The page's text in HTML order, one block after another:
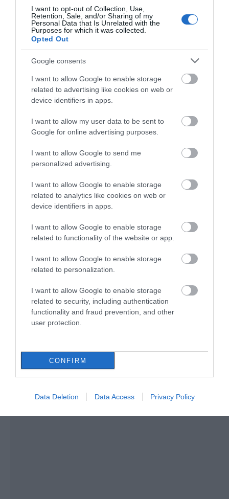
I want to opt-out of Collection, Use,
Retention, Sale, and/or Sharing of my
Personal Data that Is Unrelated with the
Purposes for which it was collected.
Opted Out
Google consents
I want to allow Google to enable storage
related to advertising like cookies on web or
device identifiers in apps.
I want to allow my user data to be sent to
Google for online advertising purposes.
I want to allow Google to send me
personalized advertising.
I want to allow Google to enable storage
related to analytics like cookies on web or
device identifiers in apps.
I want to allow Google to enable storage
related to functionality of the website or app.
I want to allow Google to enable storage
related to personalization.
I want to allow Google to enable storage
related to security, including authentication
functionality and fraud prevention, and other
user protection.
CONFIRM
Data Deletion Data Access Privacy Policy
Μητέρα και γιος οι νεκροί από τη
σύγκρουση αυτοκινήτου με
φορτηγό
07.08.2026 | 19:40
Ράγισαν καρδιές στην Εύβοια: Το
τελευταίο «αντίο» στον 36χρονο
επιχειρηματία
07.08.2026 | 19:10
Νέο επίδομα 600 ευρώ για
σπουδαστές: Οι δικαιούχοι
στα δικαστήρια για τις
ανεμογεννήτριες
07.08.2026 | 18:40
Τραγική κατάληξη είχε η
θαλάσσια εκδρομή για 57χρονο
07.08.2026 | 18:20
από την Εύβοια που έφυγε από τη
07.08.2026 | 18:00
Πόρτο Γερμενό
07.08.2026 | 17:40
Εύβοια: Ηχηρό μήνυμα
μεγάλη καταστροφή
του 2021
απάτης – Πλήρωσε για
παρέλαβε
Άνδρας ανασύρθηκε
χωρίς τις αισθήσεις του
από τη θάλασσα
προσλήψεις σε δήμο
της Εύβοιας: Δείτε εδώ
Δείτε τι έκανε Δήμος
της Εύβοιας για τις
φωτιές
Ράγισαν καρδιές στην
Εύβοια: Το τελευταίο
«αντίο» στον 36χρονο